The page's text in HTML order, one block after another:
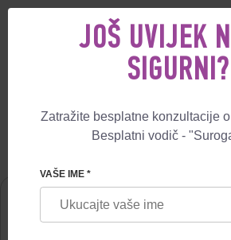
NATALIA CHUMAKOVA
JOŠ UVIJEK
SIGURNI?
Zatražite besplatne konzultacije
Besplatni vodič -
VAŠE IME *